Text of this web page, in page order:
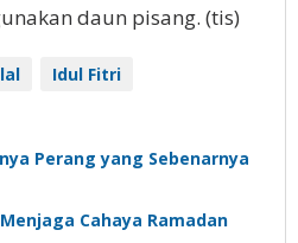
daun pisang. (tis)
Idul Fitri
Perang yang Sebenarnya
Cahaya Ramadan